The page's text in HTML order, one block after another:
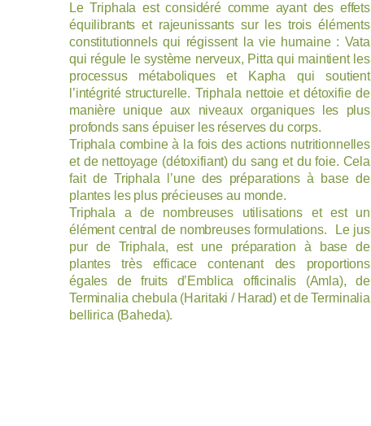
Le Triphala est considéré comme ayant des effets
équilibrants et rajeunissants sur les trois éléments
constitutionnels qui régissent la vie humaine : Vata
qui régule le système nerveux, Pitta qui maintient les
processus métaboliques et Kapha qui soutient
l’intégrité structurelle. Triphala nettoie et détoxifie de
manière unique aux niveaux organiques les plus
profonds sans épuiser les réserves du corps.
Triphala combine à la fois des actions nutritionnelles
et de nettoyage (détoxifiant) du sang et du foie. Cela
fait de Triphala l’une des préparations à base de
plantes les plus précieuses au monde.
Triphala a de nombreuses utilisations et est un
élément central de nombreuses formulations. Le jus
pur de Triphala, est une préparation à base de
plantes très efficace contenant des proportions
égales de fruits d’Emblica officinalis (Amla), de
Terminalia chebula (Haritaki / Harad) et de Terminalia
bellirica (Baheda).